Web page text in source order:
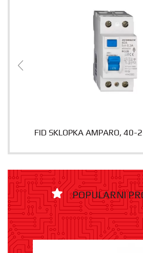
FID SKLOPKA AMPARO,
POPULARNI